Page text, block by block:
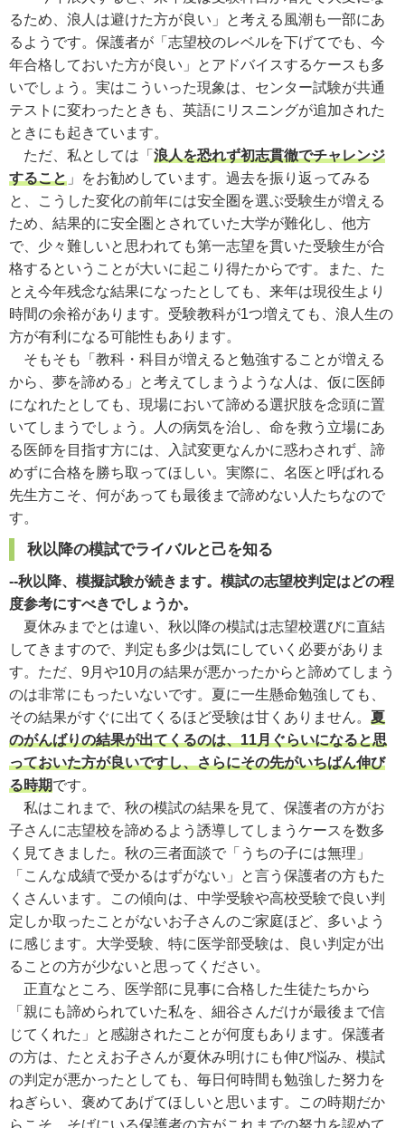
るため、浪人は避けた方が良い」と考える風潮も一部にあ
るようです。保護者が「志望校のレベルを下げてでも、今
年合格しておいた方が良い」とアドバイスするケースも多
いでしょう。実はこういった現象は、センター試験が共通
テストに変わったときも、英語にリスニングが追加された
ときにも起きています。
ただ、私としては「 浪人を恐れず初志貫徹でチャレンジ
すること 」をお勧めしています。過去を振り返ってみる
と、こうした変化の前年には安全圏を選ぶ受験生が増える
ため、結果的に安全圏とされていた大学が難化し、他方
で、少々難しいと思われても第一志望を貫いた受験生が合
格するということが大いに起こり得たからです。また、た
とえ今年残念な結果になったとしても、来年は現役生より
時間の余裕があります。受験教科が1つ増えても、浪人生の
方が有利になる可能性もあります。
そもそも「教科・科目が増えると勉強することが増える
から、夢を諦める」と考えてしまうような人は、仮に医師
になれたとしても、現場において諦める選択肢を念頭に置
いてしまうでしょう。人の病気を治し、命を救う立場にあ
る医師を目指す方には、入試変更なんかに惑わされず、諦
めずに合格を勝ち取ってほしい。実際に、名医と呼ばれる
先生方こそ、何があっても最後まで諦めない人たちなので
す。
秋以降の模試でライバルと己を知る
--秋以降、模擬試験が続きます。模試の志望校判定はどの程
度参考にすべきでしょうか。
夏休みまでとは違い、秋以降の模試は志望校選びに直結
してきますので、判定も多少は気にしていく必要がありま
す。ただ、9月や10月の結果が悪かったからと諦めてしまう
のは非常にもったいないです。夏に一生懸命勉強しても、
その結果がすぐに出てくるほど受験は甘くありません。 夏
のがんばりの結果が出てくるのは、11月ぐらいになると思
っておいた方が良いですし、さらにその先がいちばん伸び
る時期です。
私はこれまで、秋の模試の結果を見て、保護者の方がお
子さんに志望校を諦めるよう誘導してしまうケースを数多
く見てきました。秋の三者面談で「うちの子には無理」
「こんな成績で受かるはずがない」と言う保護者の方もた
くさんいます。この傾向は、中学受験や高校受験で良い判
定しか取ったことがないお子さんのご家庭ほど、多いよう
に感じます。大学受験、特に医学部受験は、良い判定が出
ることの方が少ないと思ってください。
正直なところ、医学部に見事に合格した生徒たちから
「親にも諦められていた私を、細谷さんだけが最後まで信
じてくれた」と感謝されたことが何度もあります。保護者
の方は、たとえお子さんが夏休み明けにも伸び悩み、模試
の判定が悪かったとしても、毎日何時間も勉強した努力を
ねぎらい、褒めてあげてほしいと思います。この時期だか
らこそ、そばにいる保護者の方がこれまでの努力を認めて